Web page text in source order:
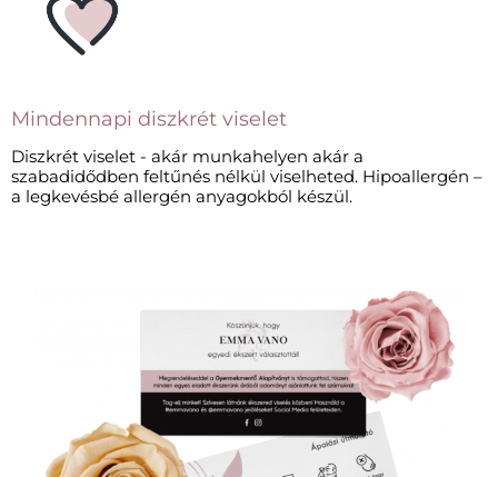
Mindennapi diszkrét viselet​
Diszkrét viselet - akár munkahelyen akár a
szabadidődben feltűnés nélkül viselheted. Hipoallergén –
a legkevésbé allergén anyagokból készül.​